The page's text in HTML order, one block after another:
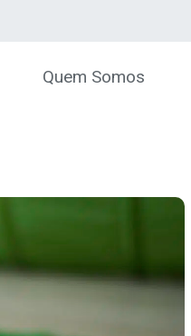
Quem Somos